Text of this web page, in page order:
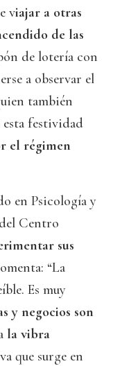
viajar a otras
de las
de lotería con
a observar el
también
festividad
el régimen
en Psicología y
Centro
sus
“La
Es muy
y negocios son
la vibra
que surge en